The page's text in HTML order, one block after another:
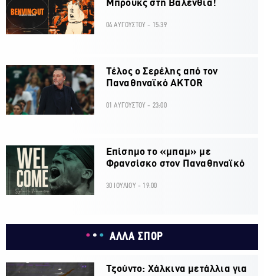
Μπρουκς στη Βαλένθια!
04 ΑΥΓΟΥΣΤΟΥ - 15:39
Τέλος ο Σερέλης από τον
Παναθηναϊκό AKTOR
01 ΑΥΓΟΥΣΤΟΥ - 23:00
Επίσημο το «μπαμ» με
Φρανσίσκο στον Παναθηναϊκό
30 ΙΟΥΛΙΟΥ - 19:00
ΑΛΛΑ ΣΠΟΡ
Τζούντο: Χάλκινα μετάλλια για